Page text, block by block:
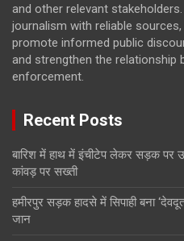
and other relevant
journalism with reliable
promote informed public
and strengthen the relationship
enforcement.
Recent Posts
बारिश में हाथ में इंचीटेप लेकर सड़क पर
कांवड़ पर सख्ती
हमीरपुर सड़क हादसे में सिपाही बना
जान